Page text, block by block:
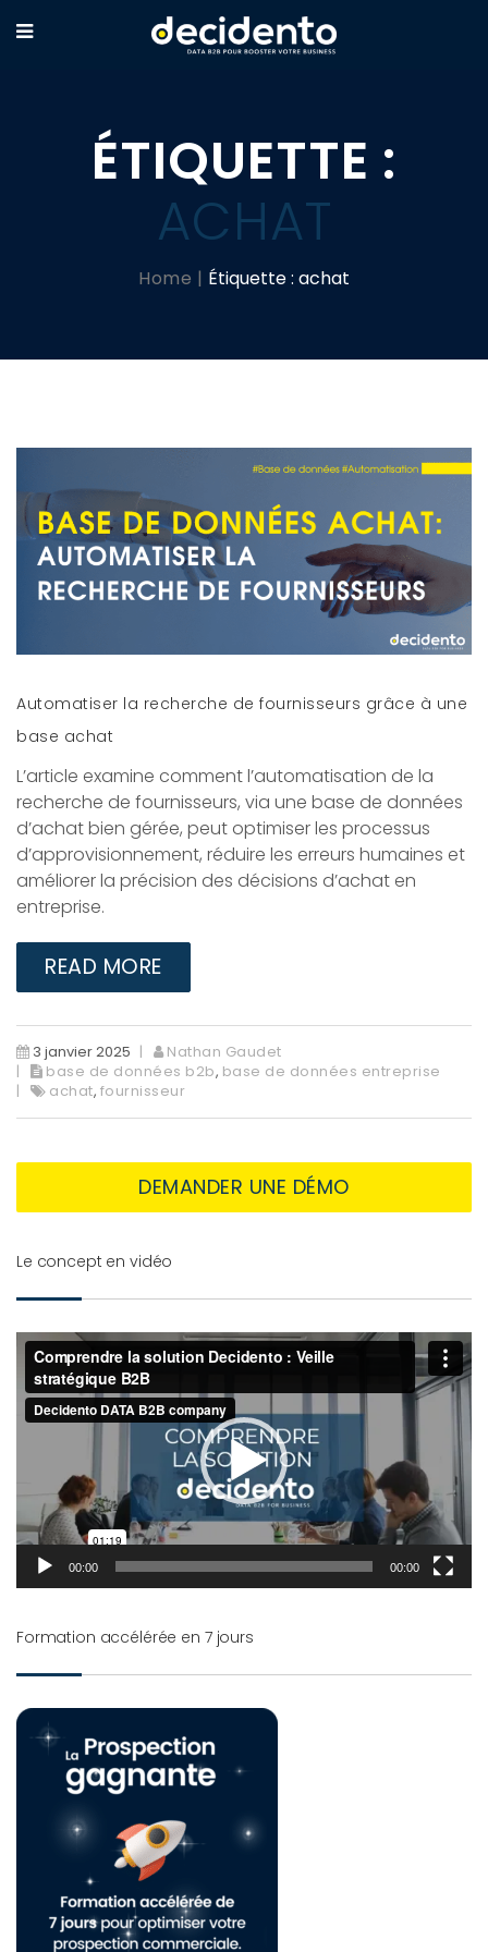
ÉTIQUETTE :
ACHAT
Home Étiquette : achat
Automatiser la recherche de fournisseurs grâce à une
base achat
L’article examine comment l’automatisation de la
recherche de fournisseurs, via une base de données
d’achat bien gérée, peut optimiser les processus
d’approvisionnement, réduire les erreurs humaines et
améliorer la précision des décisions d’achat en
entreprise.
READ MORE
3 janvier 2025
Nathan Gaudet
base de données b2b, base de données entreprise
achat, fournisseur
DEMANDER UNE DÉMO
Le concept en vidéo
Lecteur
vidéo
00:00 00:00
Formation accélérée en 7 jours